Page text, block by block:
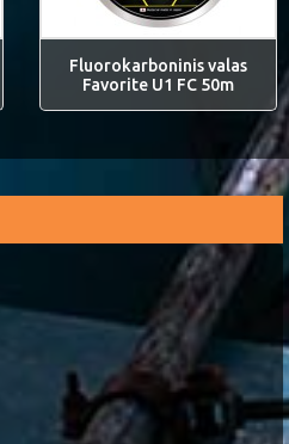
Fluorokarboninis valas
Favorite U1 FC 50m